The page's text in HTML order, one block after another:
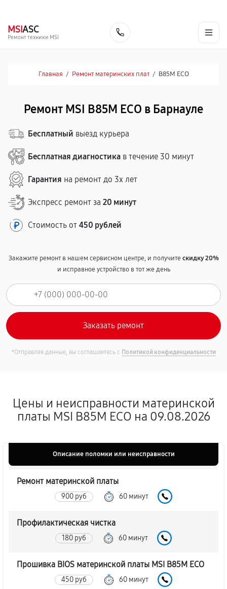
MSIASC
Ремонт техники MSI
Главная / Ремонт материнских плат / B85M ECO
Ремонт MSI B85M ECO в Барнауле
Бесплатный выезд курьера
Бесплатная диагностика в течение 30 минут
Гарантия на ремонт до 3х лет
Экспресс ремонт за 20 минут
Стоимость от 450 рублей
Закажите ремонт в нашем сервисном центре, и получитескидку 20%
и исправное устройство в тот же день
*Отправляя данные, вы соглашаетесь с Политикой конфиденциальности
Цены и неисправности материнской
платы MSI B85M ECO на 09.08.2026
Описание поломки или неисправности
Ремонт материнской платы
900 руб 60 минут
Профилактическая чистка
180 руб 60 минут
Прошивка BIOS материнской платы MSI B85M ECO
450 руб 60 минут